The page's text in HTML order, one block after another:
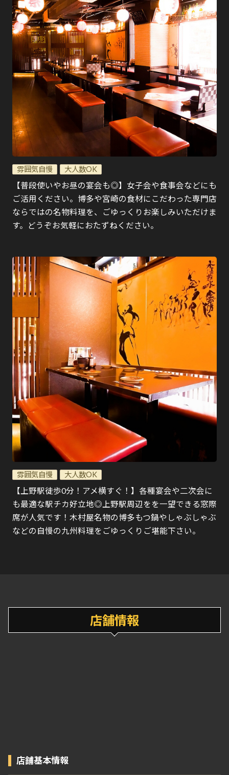
雰囲気自慢 大人数OK
【普段使いやお昼の宴会も◎】女子会や食事会などにも
ご活用ください。博多や宮崎の食材にこだわった専門店
ならではの名物料理を、ごゆっくりお楽しみいただけま
す。どうぞお気軽におたずねください。
雰囲気自慢 大人数OK
【上野駅徒歩0分！アメ横すぐ！】各種宴会や二次会に
も最適な駅チカ好立地◎上野駅周辺をを一望できる窓際
席が人気です！木村屋名物の博多もつ鍋やしゃぶしゃぶ
などの自慢の九州料理をごゆっくりご堪能下さい。
店舗情報
店舗基本情報